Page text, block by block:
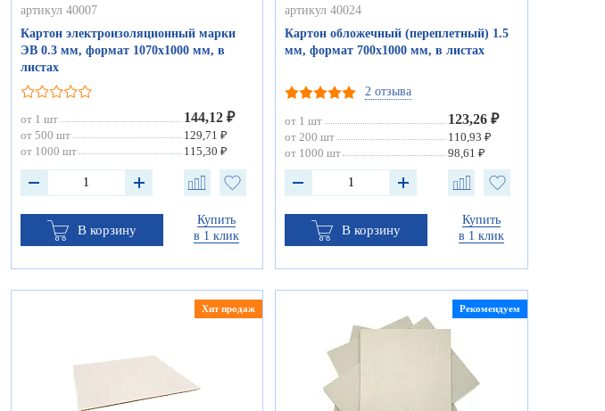
артикул 40007
Картон электроизоляционный марки
ЭВ 0.3 мм, формат 1070х1000 мм, в
листах
от 1 шт 144,12 ₽
от 500 шт
129,71 ₽
от 1000 шт
115,30 ₽
В корзину
Купить
в 1 клик
артикул 40024
Картон обложечный (переплетный) 1.5
мм, формат 700х1000 мм, в листах
2 отзыва
от 1 шт 123,26 ₽
от 200 шт
110,93 ₽
от 1000 шт
98,61 ₽
В корзину
Купить
в 1 клик
Хит продаж Рекомендуем